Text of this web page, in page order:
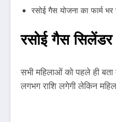
रसोई गैस योजना का फार्म
रसोई गैस
सभी महिलाओं को पहले ही
लगभग राशि लगेगी लेकिन